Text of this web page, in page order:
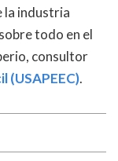
la industria
todo en el
consultor
(USAPEEC).